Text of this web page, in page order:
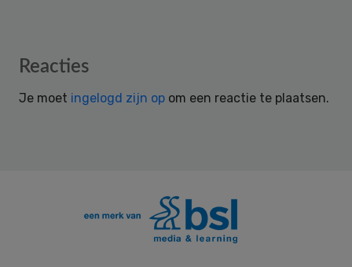
Reader
Reacties
Je moet ingelogd zijn op om een reactie te plaatsen.